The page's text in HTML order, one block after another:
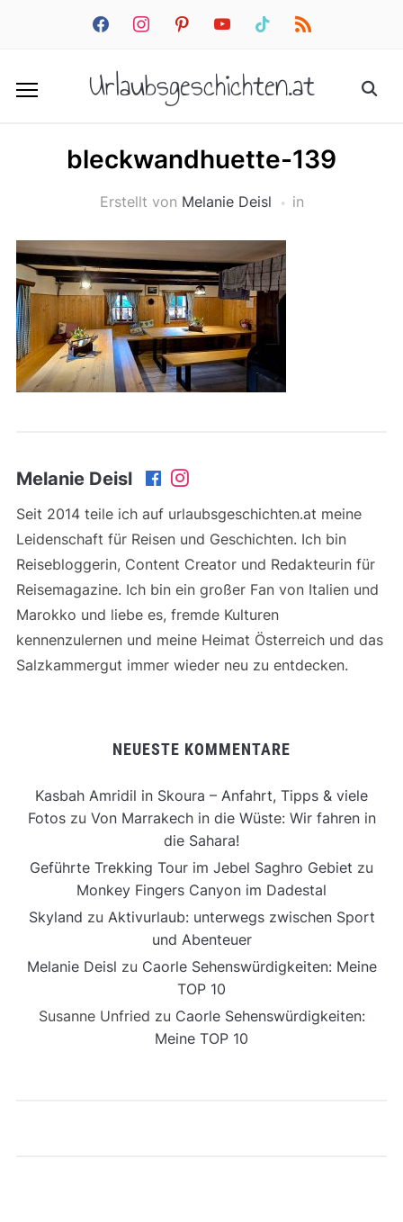
facebookinstagrampinterestyoutube tiktok rss
Urlaubsgeschichten.at
bleckwandhuette-139
Erstellt von Melanie Deisl in
Melanie Deisl
Seit 2014 teile ich auf urlaubsgeschichten.at meine
Leidenschaft für Reisen und Geschichten. Ich bin
Reisebloggerin, Content Creator und Redakteurin für
Reisemagazine. Ich bin ein großer Fan von Italien und
Marokko und liebe es, fremde Kulturen
kennenzulernen und meine Heimat Österreich und das
Salzkammergut immer wieder neu zu entdecken.
NEUESTE KOMMENTARE
Kasbah Amridil in Skoura – Anfahrt, Tipps & viele
Fotoszu Von Marrakech in die Wüste: Wir fahren in
die Sahara!
Geführte Trekking Tour im Jebel Saghro Gebiet zu
Monkey Fingers Canyon im Dadestal
Skyland zu Aktivurlaub: unterwegs zwischen Sport
und Abenteuer
Melanie Deisl zu Caorle Sehenswürdigkeiten: Meine
TOP 10
Susanne Unfried zu Caorle Sehenswürdigkeiten:
Meine TOP 10